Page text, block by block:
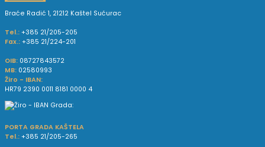
Braće Radić 1, 21212 Kaštel Sućurac
Tel.: +385 21/205-205
Fax.: +385 21/224-201
OIB: 08727843572
MB: 02580993
Žiro - IBAN:
HR79 2390 0011 8181 0000 4
PORTA GRADA KAŠTELA
Tel.: +385 21/205-265